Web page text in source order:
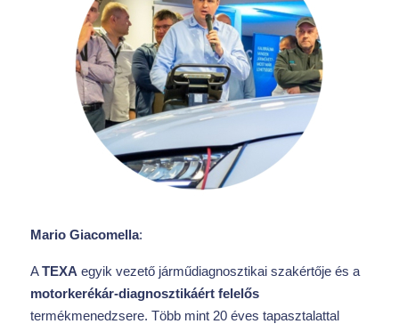
Mario Giacomella:
ATEXA egyik vezető járműdiagnosztikai szakértője és a
motorkerékár-diagnosztikáért felelős
termékmenedzsere. Több mint 20 éves tapasztalattal